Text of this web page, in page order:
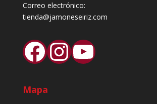
Correo electrónico:
tienda@jamoneseiriz.com
Facebook
Instagram
YouTube
Mapa